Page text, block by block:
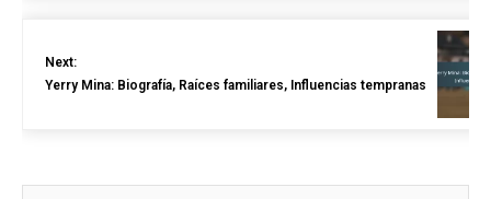
Next:
Yerry Mina: Biografía, Raíces familiares, Influencias tempranas